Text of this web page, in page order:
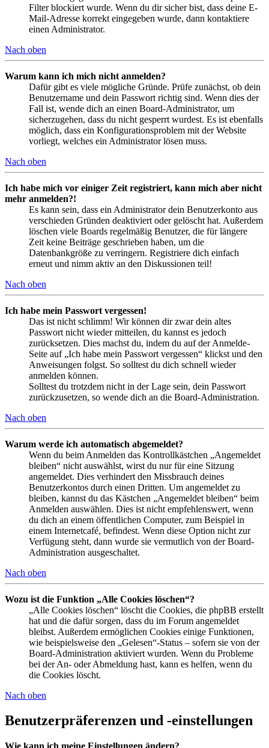
Filter blockiert wurde. Wenn du dir sicher bist, dass deine E-
Mail-Adresse korrekt eingegeben wurde, dann kontaktiere
einen Administrator.
Nach oben
Warum kann ich mich nicht anmelden?
Dafür gibt es viele mögliche Gründe. Prüfe zunächst, ob dein
Benutzername und dein Passwort richtig sind. Wenn dies der
Fall ist, wende dich an einen Board-Administrator, um
sicherzugehen, dass du nicht gesperrt wurdest. Es ist ebenfalls
möglich, dass ein Konfigurationsproblem mit der Website
vorliegt, welches ein Administrator lösen muss.
Nach oben
Ich habe mich vor einiger Zeit registriert, kann mich aber nicht
mehr anmelden?!
Es kann sein, dass ein Administrator dein Benutzerkonto aus
verschieden Gründen deaktiviert oder gelöscht hat. Außerdem
löschen viele Boards regelmäßig Benutzer, die für längere
Zeit keine Beiträge geschrieben haben, um die
Datenbankgröße zu verringern. Registriere dich einfach
erneut und nimm aktiv an den Diskussionen teil!
Nach oben
Ich habe mein Passwort vergessen!
Das ist nicht schlimm! Wir können dir zwar dein altes
Passwort nicht wieder mitteilen, du kannst es jedoch
zurücksetzen. Dies machst du, indem du auf der Anmelde-
Seite auf „Ich habe mein Passwort vergessen“ klickst und den
Anweisungen folgst. So solltest du dich schnell wieder
anmelden können.
Solltest du trotzdem nicht in der Lage sein, dein Passwort
zurückzusetzen, so wende dich an die Board-Administration.
Nach oben
Warum werde ich automatisch abgemeldet?
Wenn du beim Anmelden das Kontrollkästchen „Angemeldet
bleiben“ nicht auswählst, wirst du nur für eine Sitzung
angemeldet. Dies verhindert den Missbrauch deines
Benutzerkontos durch einen Dritten. Um angemeldet zu
bleiben, kannst du das Kästchen „Angemeldet bleiben“ beim
Anmelden auswählen. Dies ist nicht empfehlenswert, wenn
du dich an einem öffentlichen Computer, zum Beispiel in
einem Internetcafé, befindest. Wenn diese Option nicht zur
Verfügung steht, dann wurde sie vermutlich von der Board-
Administration ausgeschaltet.
Nach oben
Wozu ist die Funktion „Alle Cookies löschen“?
„Alle Cookies löschen“ löscht die Cookies, die phpBB erstellt
hat und die dafür sorgen, dass du im Forum angemeldet
bleibst. Außerdem ermöglichen Cookies einige Funktionen,
wie beispielsweise den „Gelesen“-Status – sofern sie von der
Board-Administration aktiviert wurden. Wenn du Probleme
bei der An- oder Abmeldung hast, kann es helfen, wenn du
die Cookies löscht.
Nach oben
Benutzerpräferenzen und -einstellungen